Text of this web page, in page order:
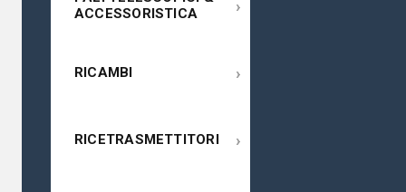
ACCESSORISTICA
›
RICAMBI ›
RICETRASMETTITORI ›